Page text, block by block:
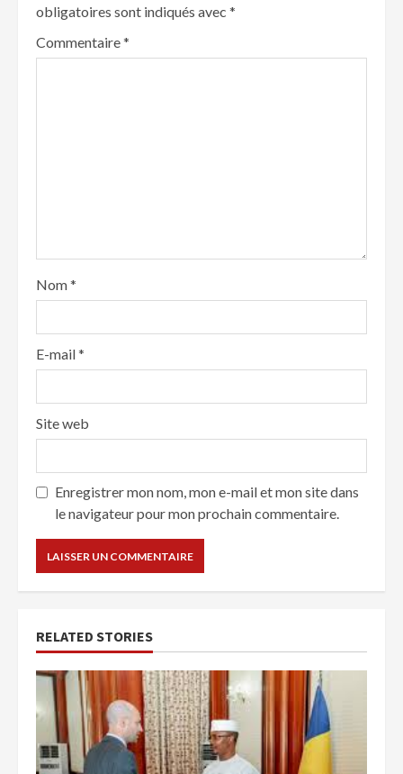
obligatoires sont indiqués avec *
Commentaire*
Nom*
E-mail*
Site web
Enregistrer mon nom, mon e-mail et mon site dans
le navigateur pour mon prochain commentaire.
RELATED STORIES